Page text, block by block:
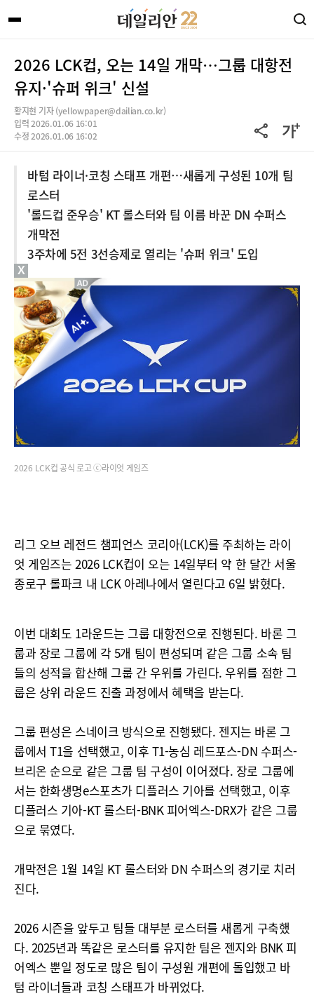
2026 LCK컵, 오는 14일 개막…그룹 대항전
유지·'슈퍼 위크' 신설
황지현 기자 (yellowpaper@dailian.co.kr)
입력 2026.01.06 16:01
수정 2026.01.06 16:02
바텀 라이너·코칭 스태프 개편…새롭게 구성된 10개 팀
로스터
'롤드컵 준우승' KT 롤스터와 팀 이름 바꾼 DN 수퍼스
개막전
3주차에 5전 3선승제로 열리는 '슈퍼 위크' 도입
2026 LCK컵 공식 로고 ⓒ라이엇 게임즈
리그 오브 레전드 챔피언스 코리아(LCK)를 주최하는 라이
엇 게임즈는 2026 LCK컵이 오는 14일부터 약 한 달간 서울
종로구 롤파크 내 LCK 아레나에서 열린다고 6일 밝혔다.
이번 대회도 1라운드는 그룹 대항전으로 진행된다. 바론 그
룹과 장로 그룹에 각 5개 팀이 편성되며 같은 그룹 소속 팀
들의 성적을 합산해 그룹 간 우위를 가린다. 우위를 점한 그
룹은 상위 라운드 진출 과정에서 혜택을 받는다.
그룹 편성은 스네이크 방식으로 진행됐다. 젠지는 바론 그
룹에서 T1을 선택했고, 이후 T1-농심 레드포스-DN 수퍼스-
브리온 순으로 같은 그룹 팀 구성이 이어졌다. 장로 그룹에
서는 한화생명e스포츠가 디플러스 기아를 선택했고, 이후
디플러스 기아-KT 롤스터-BNK 피어엑스-DRX가 같은 그룹
으로 묶였다.
개막전은 1월 14일 KT 롤스터와 DN 수퍼스의 경기로 치러
진다.
2026 시즌을 앞두고 팀들 대부분 로스터를 새롭게 구축했
다. 2025년과 똑같은 로스터를 유지한 팀은 젠지와 BNK 피
어엑스 뿐일 정도로 많은 팀이 구성원 개편에 돌입했고 바
텀 라이너들과 코칭 스태프가 바뀌었다.
X